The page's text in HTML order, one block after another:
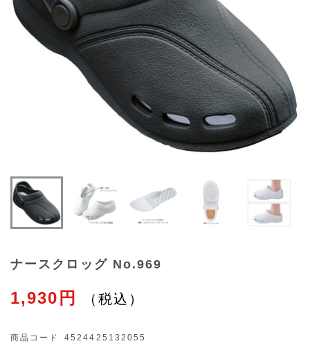
ナースクロッグ No.969
1,930円
商品コード
4524425132055